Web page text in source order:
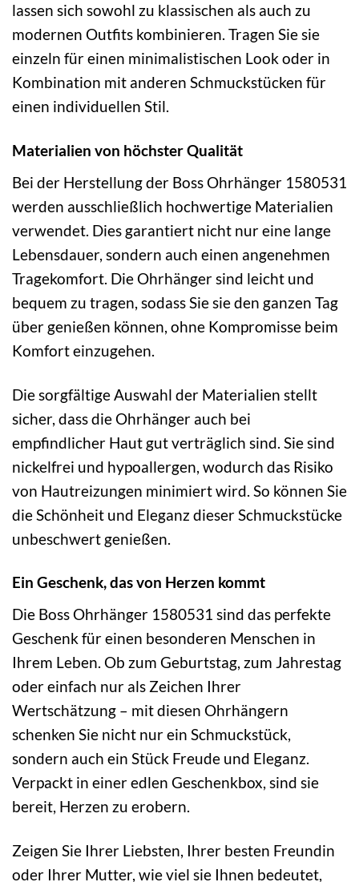
lassen sich sowohl zu klassischen als auch zu
modernen Outfits kombinieren. Tragen Sie sie
einzeln für einen minimalistischen Look oder in
Kombination mit anderen Schmuckstücken für
einen individuellen Stil.
Materialien von höchster Qualität
Bei der Herstellung der Boss Ohrhänger 1580531
werden ausschließlich hochwertige Materialien
verwendet. Dies garantiert nicht nur eine lange
Lebensdauer, sondern auch einen angenehmen
Tragekomfort. Die Ohrhänger sind leicht und
bequem zu tragen, sodass Sie sie den ganzen Tag
über genießen können, ohne Kompromisse beim
Komfort einzugehen.
Die sorgfältige Auswahl der Materialien stellt
sicher, dass die Ohrhänger auch bei
empfindlicher Haut gut verträglich sind. Sie sind
nickelfrei und hypoallergen, wodurch das Risiko
von Hautreizungen minimiert wird. So können Sie
die Schönheit und Eleganz dieser Schmuckstücke
unbeschwert genießen.
Ein Geschenk, das von Herzen kommt
Die Boss Ohrhänger 1580531 sind das perfekte
Geschenk für einen besonderen Menschen in
Ihrem Leben. Ob zum Geburtstag, zum Jahrestag
oder einfach nur als Zeichen Ihrer
Wertschätzung – mit diesen Ohrhängern
schenken Sie nicht nur ein Schmuckstück,
sondern auch ein Stück Freude und Eleganz.
Verpackt in einer edlen Geschenkbox, sind sie
bereit, Herzen zu erobern.
Zeigen Sie Ihrer Liebsten, Ihrer besten Freundin
oder Ihrer Mutter, wie viel sie Ihnen bedeutet,